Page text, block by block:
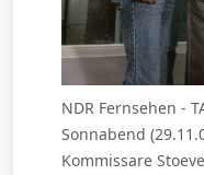
NDR Fernsehen -
Sonnabend
Kommissare